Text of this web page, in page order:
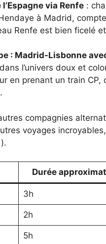
via Renfe :
à Madrid,
Renfe est bien ficelé
: Madrid-Lisbonne
l’univers doux et
en prenant un train
compagnies
voyages
).
Durée
3h
2h
5h